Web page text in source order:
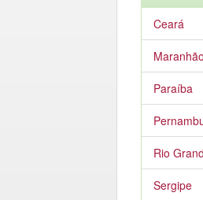
Ceará
Maranhão
Paraíba
Rio
Sergipe